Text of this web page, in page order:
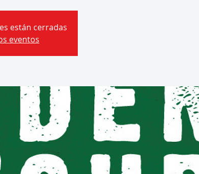
están cerradas
eventos